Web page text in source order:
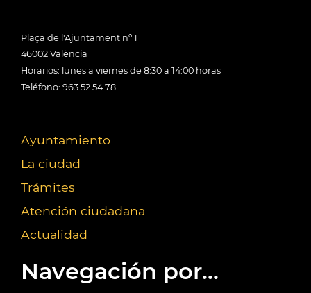
Plaça de l'Ajuntament nº 1
46002 València
Horarios: lunes a viernes de 8:30 a 14:00 horas
Teléfono: 963 52 54 78
Ayuntamiento
La ciudad
Trámites
Atención ciudadana
Actualidad
Navegación por...